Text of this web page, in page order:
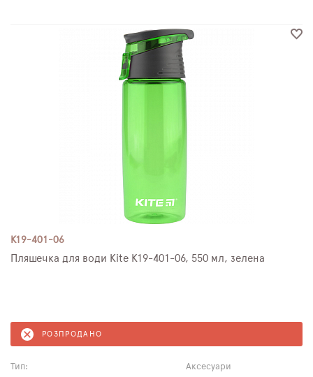
K19-401-06
Пляшечка для води Kite K19-401-06, 550 мл, зелена
РОЗПРОДАНО
Тип:
Аксесуари